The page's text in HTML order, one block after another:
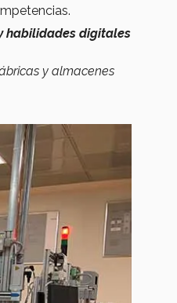
habilidades digitales
y almacenes